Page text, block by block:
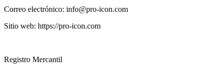
Correo electrónico: info@pro-icon.com
Sitio web: https://pro-icon.com
Registro Mercantil